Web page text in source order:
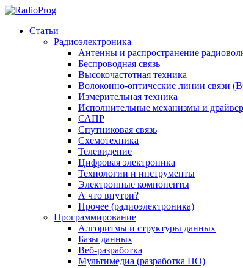
Статьи
Радиоэлектроника
Антенны и распространение
Беспроводная связь
Высокочастотная техника
Волоконно-оптические линии связи
Измерительная техника
Исполнительные механизмы и
САПР
Спутниковая связь
Схемотехника
Телевидение
Цифровая электроника
Технологии и инструменты
Электронные компоненты
А что внутри?
Прочее (радиоэлектроника)
Программирование
Алгоритмы и структуры данных
Базы данных
Веб-разработка
Мультимедиа (разработка ПО)